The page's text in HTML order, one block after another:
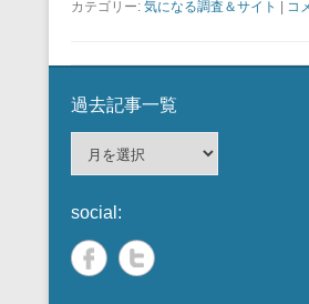
カテゴリー: 気になる調査＆サイト コ
過去記事一覧
事
一
覧
social: